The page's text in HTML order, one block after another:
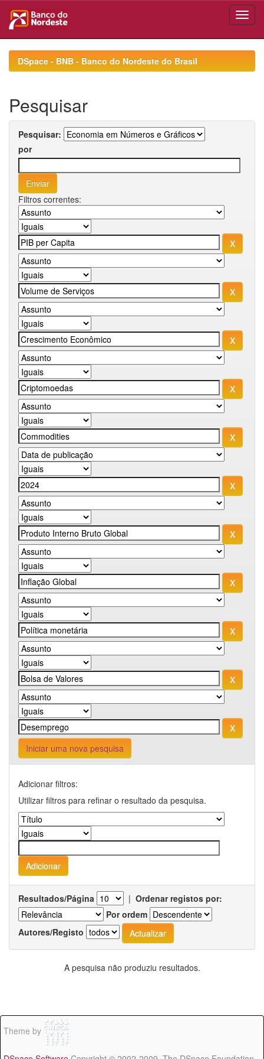
navigationDSpace - BNB - Banco do Nordeste do Brasil
Pesquisar
Pesquisar:
por
Filtros correntes:
Iniciar uma nova pesquisa
Adicionar filtros:
Utilizar filtros para refinar o resultado da pesquisa.
Resultados/Página | Ordenar registos por:
Por ordem
Autores/Registo
A pesquisa não produziu resultados.
Theme by